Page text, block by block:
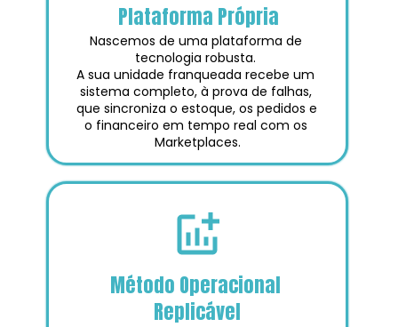
Plataforma Própria
Método Operacional
Replicável
Nascemos de uma plataforma de
tecnologia robusta.
A sua unidade franqueada recebe um
sistema completo, à prova de falhas,
que sincroniza o estoque, os pedidos e
o financeiro em tempo real com os
Marketplaces.